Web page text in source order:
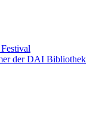
der DAI Bibliothek